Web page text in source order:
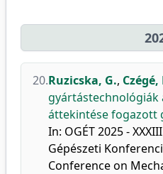
20.Ruzicska, G., Czégé,
gyártástechnológiák
áttekintése fogazott
In: OGÉT 2025 -
Gépészeti
Conference on